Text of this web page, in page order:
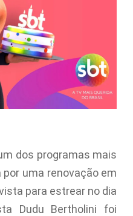
dos programas mais
por uma renovação em
para estrear no dia
Dudu Bertholini foi